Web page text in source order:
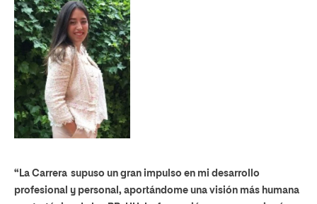
“La Carrera supuso un gran impulso en mi desarrollo
profesional y personal, aportándome una visión más humana